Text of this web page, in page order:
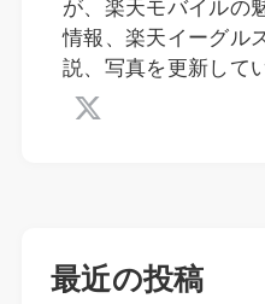
が、楽天モバイルの
情報、楽天イーグル
説、写真を更新して
最近の投稿